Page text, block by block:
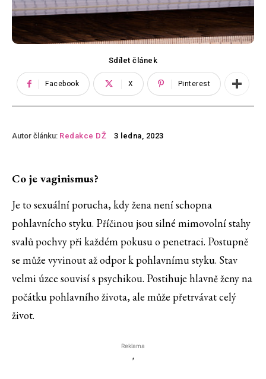
Sdílet článek
Facebook X Pinterest
Autor článku: Redakce DŽ 3 ledna, 2023
Co je vaginismus?
Je to sexuální porucha, kdy žena není schopna
pohlavnícho styku. Příčinou jsou silné mimovolní stahy
svalů pochvy při každém pokusu o penetraci. Postupně
se může vyvinout až odpor k pohlavnímu styku. Stav
velmi úzce souvisí s psychikou. Postihuje hlavně ženy na
počátku pohlavního života, ale může přetrvávat celý
život.
Reklama
'